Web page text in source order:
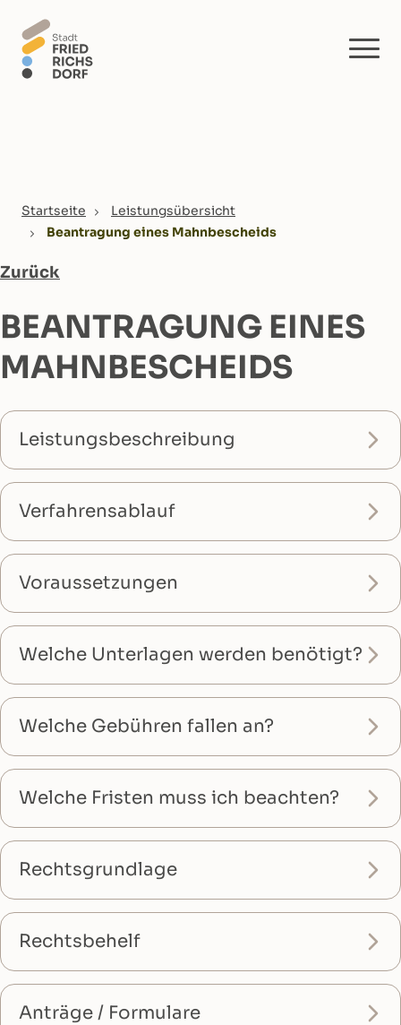
You are here:
Startseite
Leistungsübersicht
Beantragung eines Mahnbescheids
Zurück
BEANTRAGUNG EINES
MAHNBESCHEIDS
Leistungsbeschreibung
Verfahrensablauf
Voraussetzungen
Welche Unterlagen werden benötigt?
Welche Gebühren fallen an?
Welche Fristen muss ich beachten?
Rechtsgrundlage
Rechtsbehelf
Anträge / Formulare